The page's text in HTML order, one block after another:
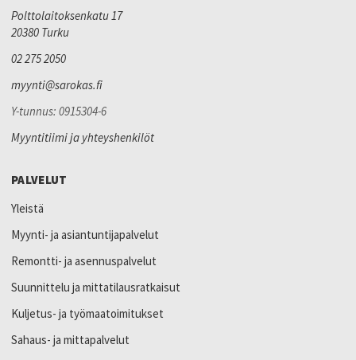
Polttolaitoksenkatu 17
20380 Turku
02 275 2050
myynti@sarokas.fi
Y-tunnus: 0915304-6
Myyntitiimi ja yhteyshenkilöt
PALVELUT
Yleistä
Myynti- ja asiantuntijapalvelut
Remontti- ja asennuspalvelut
Suunnittelu ja mittatilausratkaisut
Kuljetus- ja työmaatoimitukset
Sahaus- ja mittapalvelut